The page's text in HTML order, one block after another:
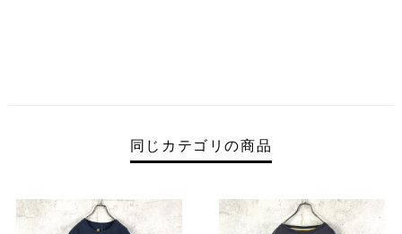
同じカテゴリの商品